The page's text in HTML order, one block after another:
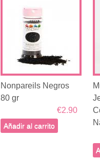
Nonpareils Negros
80 gr
€2.90
Añadir al carrito